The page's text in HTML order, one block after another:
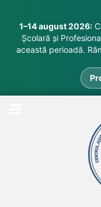
1–14 august 2026:
Școlară și
această perioadă.